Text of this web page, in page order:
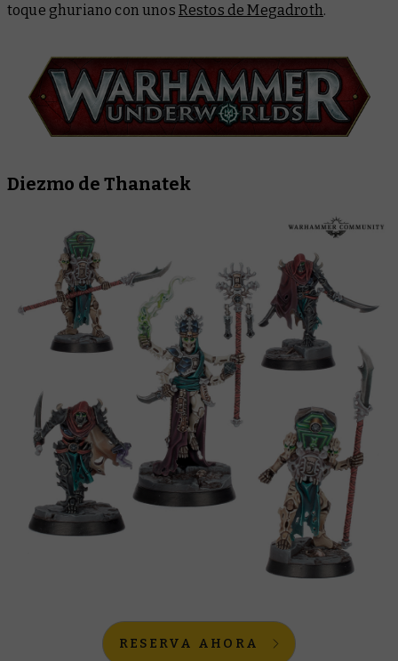
toque ghuriano con unos Restos de Megadroth.
Diezmo de Thanatek
RESERVA AHORA